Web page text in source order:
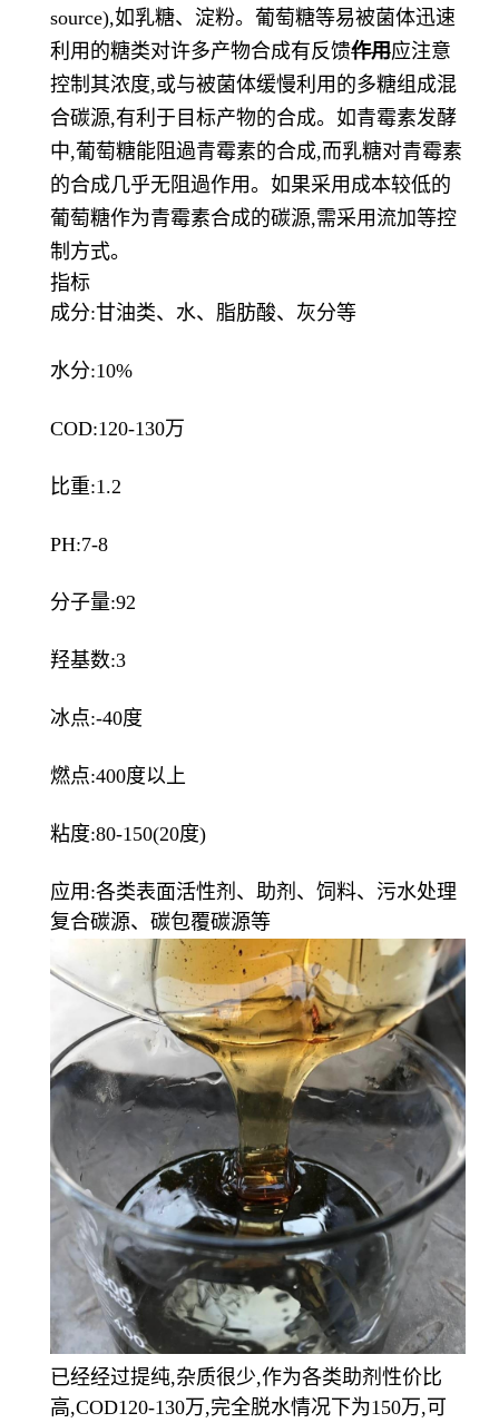
source),如乳糖、淀粉。葡萄糖等易被菌体迅速
利用的糖类对许多产物合成有反馈作用应注意
控制其浓度,或与被菌体缓慢利用的多糖组成混
合碳源,有利于目标产物的合成。如青霉素发酵
中,葡萄糖能阻過青霉素的合成,而乳糖对青霉素
的合成几乎无阻過作用。如果采用成本较低的
葡萄糖作为青霉素合成的碳源,需采用流加等控
制方式。
指标
成分:甘油类、水、脂肪酸、灰分等
水分:10%
COD:120-130万
比重:1.2
PH:7-8
分子量:92
羟基数:3
冰点:-40度
燃点:400度以上
粘度:80-150(20度)
应用:各类表面活性剂、助剂、饲料、污水处理
复合碳源、碳包覆碳源等
已经经过提纯,杂质很少,作为各类助剂性价比
高,COD120-130万,完全脱水情况下为150万,可